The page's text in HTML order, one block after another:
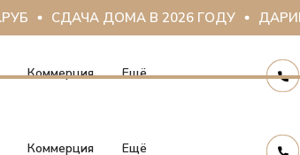
СДАЧА ДОМА В 2026 ГОДУ ДАРИМ
Коммерция Ещё
Коммерция Ещё